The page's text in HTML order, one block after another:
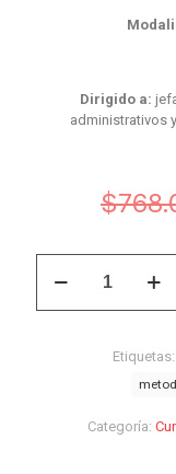
Dirigido a:
administrativos
$
PMO
Categoría:
Etiquetas: